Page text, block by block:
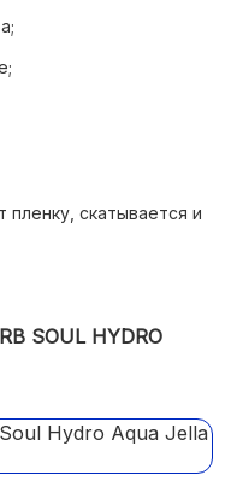
пленку, скатывается и
SOUL HYDRO